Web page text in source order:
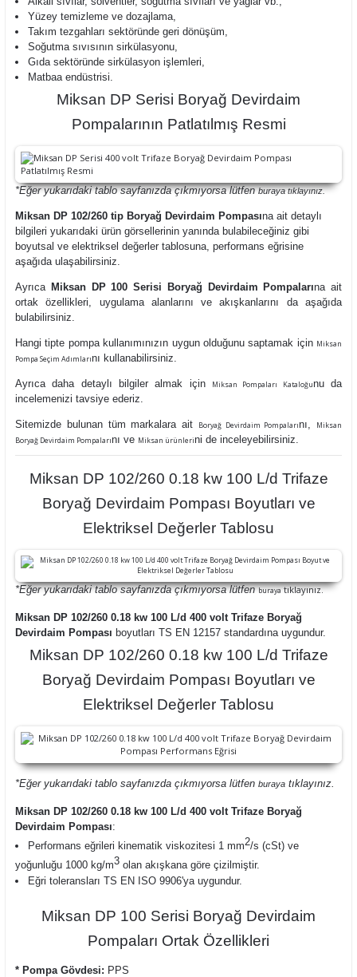
Yüzey temizleme ve dozajlama,
Takım tezgahları sektöründe geri dönüşüm,
Soğutma sıvısının sirkülasyonu,
Gıda sektöründe sirkülasyon işlemleri,
Matbaa endüstrisi.
Miksan DP Serisi Boryağ Devirdaim
Pompalarının Patlatılmış Resmi
*Eğer yukarıdaki tablo sayfanızda çıkmıyorsa lütfenburayatıklayınız.
Miksan DP 102/260 tip Boryağ Devirdaim Pompasına ait detaylı
bilgileri yukarıdaki ürün görsellerinin yanında bulabileceğiniz gibi
boyutsal ve elektriksel değerler tablosuna, performans eğrisine
aşağıda ulaşabilirsiniz.
Ayrıca Miksan DP 100 Serisi Boryağ Devirdaim Pompalarına ait
ortak özellikleri, uygulama alanlarını ve akışkanlarını da aşağıda
bulabilirsiniz.
Hangi tipte pompa kullanımınızın uygun olduğunu saptamak için Miksan
Pompa Seçim Adımlarını kullanabilirsiniz.
Ayrıca daha detaylı bilgiler almak için Miksan Pompaları Kataloğunu da
incelemenizi tavsiye ederiz.
Sitemizde bulunan tüm markalara ait Boryağ Devirdaim Pompalarını,
Miksan
Boryağ Devirdaim Pompalarını ve Miksan ürünlerini de inceleyebilirsiniz.
Miksan DP 102/260 0.18 kw 100 L/d Trifaze
Boryağ Devirdaim Pompası Boyutları ve
Elektriksel Değerler Tablosu
*Eğer yukarıdaki tablo sayfanızda çıkmıyorsa lütfenburayatıklayınız.
Miksan DP 102/260 0.18 kw 100 L/d 400 volt Trifaze Boryağ
Devirdaim Pompası boyutları TS EN 12157 standardına uygundur.
Miksan DP 102/260 0.18 kw 100 L/d Trifaze
Boryağ Devirdaim Pompası Boyutları ve
Elektriksel Değerler Tablosu
*Eğer yukarıdaki tablo sayfanızda çıkmıyorsa lütfen buraya tıklayınız.
Miksan DP 102/260 0.18 kw 100 L/d 400 volt Trifaze Boryağ
Devirdaim Pompası:
Performans eğrileri kinematik viskozitesi 1 mm2/s (cSt) ve
yoğunluğu 1000 kg/m3 olan akışkana göre çizilmiştir.
Eğri toleransları TS EN ISO 9906'ya uygundur.
Miksan DP 100 Serisi Boryağ Devirdaim
Pompaları Ortak Özellikleri
* Pompa Gövdesi: PPS